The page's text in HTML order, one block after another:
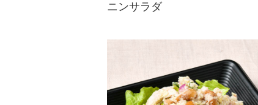
かな味わい。
くるみのオメガ3 脂肪酸と、紫キャ
ベツとブルーベリーのアントシアニ
ン（抗酸化物質）が一緒に取れる抗
酸化サラダです。
ニンサラダ